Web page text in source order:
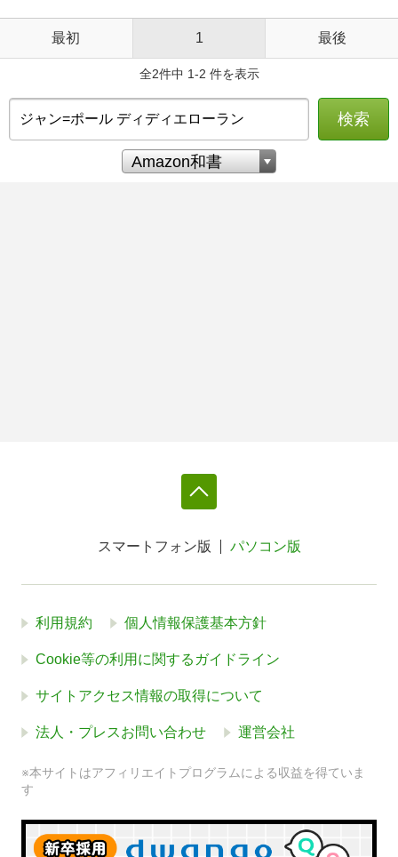
最初 1 最後
全2件中 1-2 件を表示
検索
スマートフォン版 パソコン版
利用規約 個人情報保護基本方針
Cookie等の利用に関するガイドライン
サイトアクセス情報の取得について
法人・プレスお問い合わせ 運営会社
※本サイトはアフィリエイトプログラムによる収益を得ていま
す